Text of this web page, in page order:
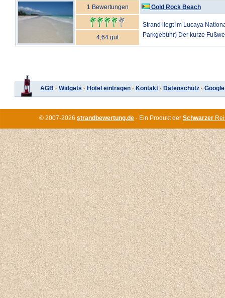
1 Bewertungen Gold Rock Beach
Strand liegt im Lucaya
Parkgebühr) Der kurze
4,64 gut
AGB · Widgets · Hotel eintragen · Kontakt · Datenschutz ·
© 2007-2026 strandbewertung.de · Ein Produkt der Schwarzer